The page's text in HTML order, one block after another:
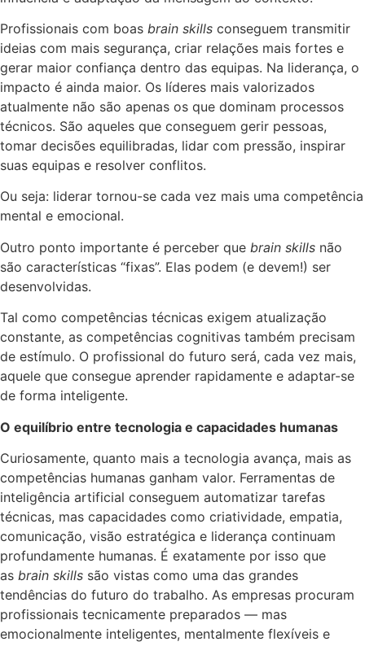
Profissionais com boas brain skills conseguem transmitir
ideias com mais segurança, criar relações mais fortes e
gerar maior confiança dentro das equipas. Na liderança, o
impacto é ainda maior. Os líderes mais valorizados
atualmente não são apenas os que dominam processos
técnicos. São aqueles que conseguem gerir pessoas,
tomar decisões equilibradas, lidar com pressão, inspirar
suas equipas e resolver conflitos.
Ou seja: liderar tornou-se cada vez mais uma competência
mental e emocional.
Outro ponto importante é perceber que brain skills não
são características “fixas”. Elas podem (e devem!) ser
desenvolvidas.
Tal como competências técnicas exigem atualização
constante, as competências cognitivas também precisam
de estímulo. O profissional do futuro será, cada vez mais,
aquele que consegue aprender rapidamente e adaptar-se
de forma inteligente.
O equilíbrio entre tecnologia e capacidades humanas
Curiosamente, quanto mais a tecnologia avança, mais as
competências humanas ganham valor. Ferramentas de
inteligência artificial conseguem automatizar tarefas
técnicas, mas capacidades como criatividade, empatia,
comunicação, visão estratégica e liderança continuam
profundamente humanas. É exatamente por isso que
as brain skills são vistas como uma das grandes
tendências do futuro do trabalho. As empresas procuram
profissionais tecnicamente preparados — mas
emocionalmente inteligentes, mentalmente flexíveis e